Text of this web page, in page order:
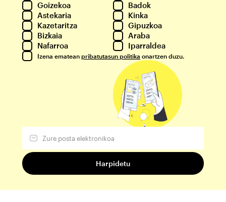
Goizekoa
Badok
Astekaria
Kinka
Kazetaritza
Gipuzkoa
Bizkaia
Araba
Nafarroa
Iparraldea
Izena ematean pribatutasun politika onartzen duzu.